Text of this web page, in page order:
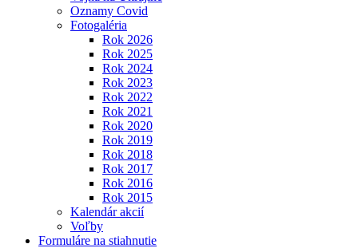
Oznamy Covid
Fotogaléria
Rok 2026
Rok 2025
Rok 2024
Rok 2023
Rok 2022
Rok 2021
Rok 2020
Rok 2019
Rok 2018
Rok 2017
Rok 2016
Rok 2015
Kalendár akcií
Voľby
Formuláre na stiahnutie